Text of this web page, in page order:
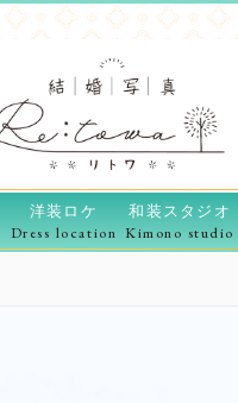
洋装ロケ
Dress location
和装スタジオ
Kimono studio